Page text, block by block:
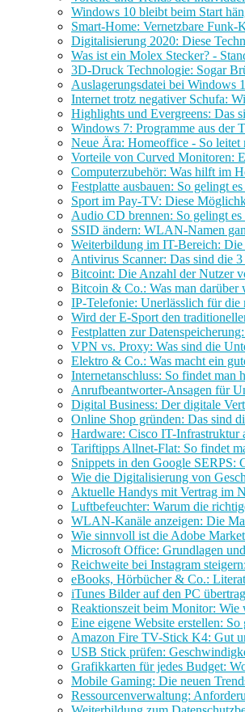
Windows 10 bleibt beim Start
Smart-Home: Vernetzbare
Digitalisierung 2020: Diese
Was ist ein Molex Stecker? -
3D-Druck Technologie: Sogar
Auslagerungsdatei bei Windows
Internet trotz negativer Schufa:
Highlights und Evergreens: Das
Windows 7: Programme aus der
Neue Ära: Homeoffice - So leitet
Vorteile von Curved Monitoren:
Computerzubehör: Was hilft im
Festplatte ausbauen: So gelingt
Sport im Pay-TV: Diese
Audio CD brennen: So gelingt
SSID ändern: WLAN-Namen
Weiterbildung im IT-Bereich:
Antivirus Scanner: Das sind die
Bitcoint: Die Anzahl der Nutzer
Bitcoin & Co.: Was man darüber
IP-Telefonie: Unerlässlich für die
Wird der E-Sport den
Festplatten zur
VPN vs. Proxy: Was sind die
Elektro & Co.: Was macht ein
Internetanschluss: So findet man
Anrufbeantworter-Ansagen für
Digital Business: Der digitale
Online Shop gründen: Das sind
Hardware: Cisco IT-Infrastruktur
Tariftipps Allnet-Flat: So findet
Snippets in den Google SERPS:
Wie die Digitalisierung von
Aktuelle Handys mit Vertrag im
Luftbefeuchter: Warum die
WLAN-Kanäle anzeigen: Die
Wie sinnvoll ist die Adobe
Microsoft Office: Grundlagen
Reichweite bei Instagram
eBooks, Hörbücher & Co.:
iTunes Bilder auf den PC
Reaktionszeit beim Monitor: Wie
Eine eigene Website erstellen:
Amazon Fire TV-Stick K4: Gut
USB Stick prüfen:
Grafikkarten für jedes Budget:
Mobile Gaming: Die neuen
Ressourcenverwaltung: